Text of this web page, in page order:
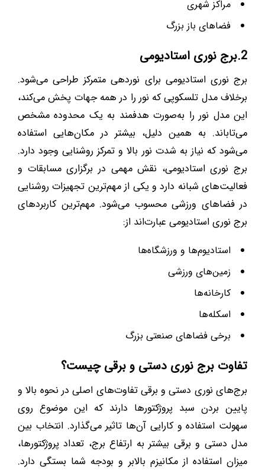
مراکز شهری
فضاهای باز بزرگ
2.برج نوری استادیومی
برج نوری استادیومی برای نوردهی متمرکز طراحی می‌شود.
برخلاف مدل تلسکوپی که نور را در همه جهات پخش می‌کند،
این مدل نور را به‌صورت هدفمند به یک محدوده مشخص
می‌تاباند. به همین دلیل، بیشتر در مکان‌هایی استفاده
می‌شود که نیاز به شدت نور بالا و تمرکز روشنایی وجود دارد.
برج نوری استادیومی، نقش مهمی در برگزاری مسابقات و
فعالیت‌های شبانه دارد و یکی از مهم‌ترین تجهیزات روشنایی
در فضاهای ورزشی محسوب می‌شود. مهم‌ترین کاربردهای
برج نوری استادیومی عبارت‌اند از:
استادیوم‌ها و ورزشگاه‌ها
زمین‌های ورزشی
کارخانه‌ها
اسکله‌ها
برخی فضاهای صنعتی بزرگ
تفاوت برج نوری دستی و برقی چیست؟
برج‌های نوری دستی و برقی تفاوت‌های اصلی در نحوه بالا و
پایین بردن سبد پروژکتورها دارند که این موضوع روی
سهولت استفاده و کارایی آن‌ها تاثیر می‌گذارد. انتخاب بین
مدل دستی و برقی بیشتر به ارتفاع برج، تعداد پروژکتورها،
میزان استفاده از مکانیزم بالابر و بودجه شما بستگی دارد.